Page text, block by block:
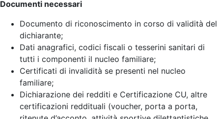
Documenti necessari
Documento di riconoscimento in corso di validità del
dichiarante;
Dati anagrafici, codici fiscali o tesserini sanitari di
tutti i componenti il nucleo familiare;
Certificati di invalidità se presenti nel nucleo
familiare;
Dichiarazione dei redditi e Certificazione CU, altre
certificazioni reddituali (voucher, porta a porta,